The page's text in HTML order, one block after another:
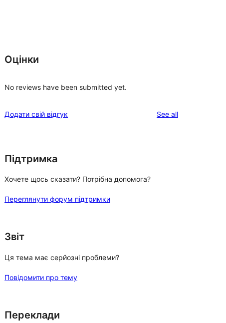
Оцінки
No reviews have been submitted yet.
Додати свій відгук See allreviews
Підтримка
Хочете щось сказати? Потрібна допомога?
Переглянути форум підтримки
Звіт
Ця тема має серйозні проблеми?
Повідомити про тему
Переклади